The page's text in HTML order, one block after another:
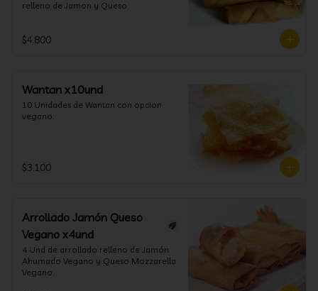
relleno de Jamon y Queso
$4.800
Wantan x10und
10 Unidades de Wantan con opcion
vegano.
$3.100
Arrollado Jamón Queso
Vegano x4und
4 Und de arrollado relleno de Jamón
Ahumado Vegano y Queso Mozzarella
Vegano.